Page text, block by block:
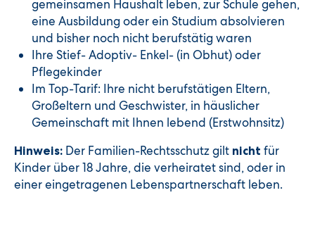
gemeinsamen Haushalt leben, zur Schule gehen,
eine Ausbildung oder ein Studium absolvieren
und bisher noch nicht berufstätig waren
Ihre Stief- Adoptiv- Enkel- (in Obhut) oder
Pflegekinder
Im Top-Tarif: Ihre nicht berufstätigen Eltern,
Großeltern und Geschwister, in häuslicher
Gemeinschaft mit Ihnen lebend (Erstwohnsitz)
Hinweis: Der Familien-Rechtsschutz gilt nicht für
Kinder über 18 Jahre, die verheiratet sind, oder in
einer eingetragenen Lebenspartnerschaft leben.